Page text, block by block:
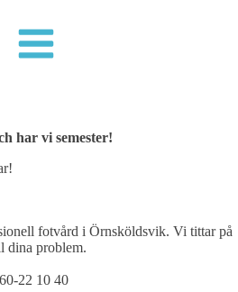
har vi semester!
fotvård i Örnsköldsvik. Vi tittar på
dina problem.
22 10 40